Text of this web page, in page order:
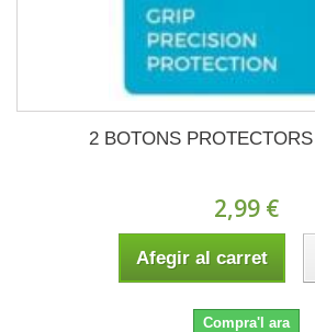
2 BOTONS
2,99 €
Afegir al carret
Compra'l ara